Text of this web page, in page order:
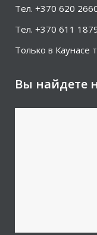
Teл. +370 620
Teл. +370 611
Только в Каунасе
Вы найдете